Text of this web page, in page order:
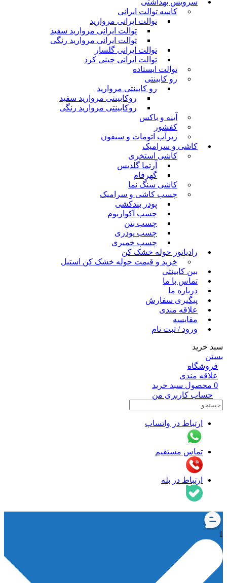
کاسه توالت ایرانی
توالت ایرانی مروارید
توالت ایرانی مروارید سفید
توالت ایرانی مروارید رنگی
توالت ایرانی گلسار
توالت ایرانی چینی کرد
توالت ایستاده
رو کابینتی
رو کابینتی مروارید
روکابینتی مروارید سفید
روکابینتی مروارید رنگی
آینه و باکس
کفشور
زیرآب اتومات و سیفون
کاشی و سرامیک
کاشی استخری
آرتما گلدیس
گهرفام
کاشی سنگ نما
چسب کاشی و سرامیک
پودر بندکشی
چسب آکواریوم
چسب بتن
چسب پودری
چسب خمیری
رادیاتور حوله خشک کن
خرید و قیمت حوله خشک کن استیل
بین کابینتی
تماس با ما
درباره ما
پیگیری سفارش
علاقه مندی
مقایسه
ورود / ثبت نام
سبد خرید
بستن
فروشگاه
علاقه مندی
0 محصول سبد خرید
حساب کاربری من
ارتباط در واتساپ
تماس مستقیم
ارتباط در بله
1